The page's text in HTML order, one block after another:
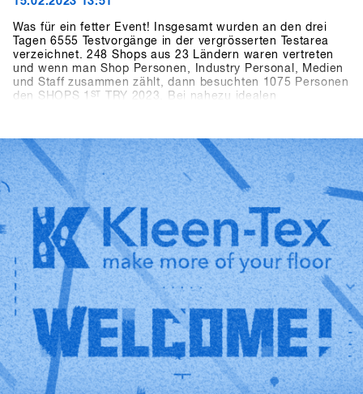
Was für ein fetter Event! Insgesamt wurden an den drei
Tagen 6555 Testvorgänge in der vergrösserten Testarea
verzeichnet. 248 Shops aus 23 Ländern waren vertreten
und wenn man Shop Personen, Industry Personal, Medien
und Staff zusammen zählt, dann besuchten 1075 Personen
den SHOPS 1 ST
TRY 2023. Bei nahezu idealen
herrschte ausgelassene Stimmung unter allen
Teilnehmern. Nach zwei Jahren Zwangspause konnte der
weltweit grösste Snowboarding b2b Event wieder
stattfinden und dementsprechend gross war die
Wiedersehensfreude unter allen Teilnehmern. Diese
Energie ist es, was den Event so speziell macht und uns
die Kraft gibt jedes Jahr wieder einen drauf zu setzen und
zu versuchen den SHOPS 1st TRY noch ein bisschen
besser zu machen! Wir freuen uns auf euch in 2024 -
SAVE the DATE: 21.-23. Januar 2024